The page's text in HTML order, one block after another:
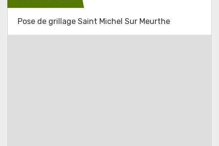
Pose de grillage Saint Michel Sur Meurthe